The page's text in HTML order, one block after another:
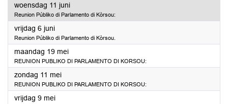
woensdag 11 juni2025
Reunion Públiko di Parlamento di Kòrsou:
vrijdag 6 juni2025
Reunion Públiko di Parlamento di Kòrsou.
maandag 19 mei2025
REUNION PUBLIKO DI PARLAMENTO DI KORSOU:
zondag 11 mei2025
REUNION PUBLIKO DI PARLAMENTO DI KORSOU:
vrijdag 9 mei2025